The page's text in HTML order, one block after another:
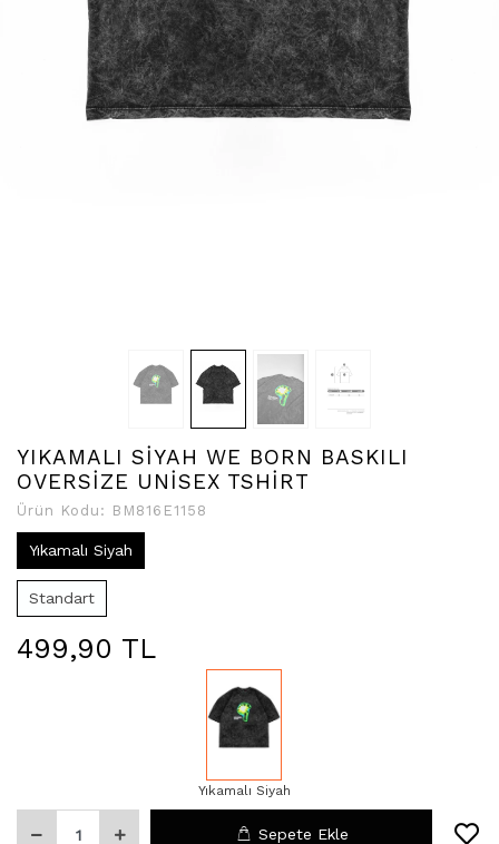
YIKAMALI SİYAH WE BORN BASKILI
OVERSİZE UNİSEX TSHİRT
Ürün Kodu: BM816E1158
Yıkamalı Siyah
Standart
499,90 TL
Yıkamalı Siyah
Sepete Ekle